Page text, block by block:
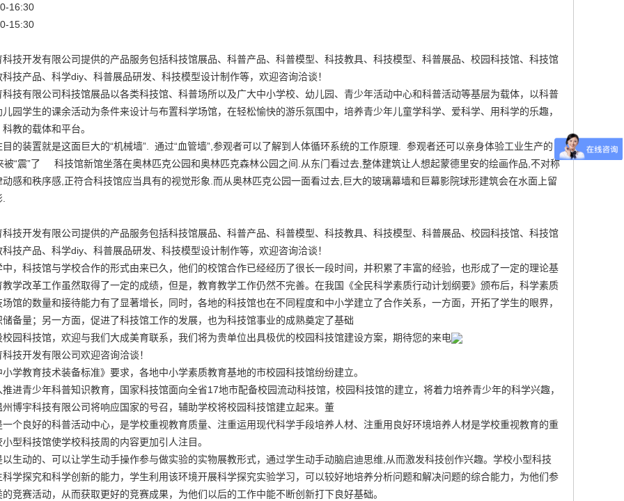
16:30
15:30
技开发有限公司提供的产品服务包括科技馆展品、科普产品、科普模型、科技教具、科技模型、科普展品、校园科技馆、科技馆
技产品、科学diy、科普展品研发、科技模型设计制作等，欢迎咨询洽谈！
技有限公司科技馆展品以各类科技馆、科普场所以及广大中小学校、幼儿园、青少年活动中心和科普活动等基层为载体，以科普
园学生的课余活动为条件来设计与布置科学场馆，在轻松愉快的游乐氛围中，培养青少年儿童学科学、爱科学、用科学的乐趣，
教的载体和平台。
的装置就是这面巨大的“机械墙”. 通过“血管墙”,参观者可以了解到人体循环系统的工作原理. 参观者还可以亲身体验工业生产的
被“震”了 科技馆新馆坐落在奥林匹克公园和奥林匹克森林公园之间.从东门看过去,整体建筑让人想起蒙德里安的绘画作品,不对称
感和秩序感,正符合科技馆应当具有的视觉形象.而从奥林匹克公园一面看过去,巨大的玻璃幕墙和巨幕影院球形建筑会在水面上留
.
技开发有限公司提供的产品服务包括科技馆展品、科普产品、科普模型、科技教具、科技模型、科普展品、校园科技馆、科技馆
技产品、科学diy、科普展品研发、科技模型设计制作等，欢迎咨询洽谈！
，科技馆与学校合作的形式由来已久，他们的校馆合作已经经历了很长一段时间，并积累了丰富的经验，也形成了一定的理论基
学改革工作虽然取得了一定的成绩，但是，教育教学工作仍然不完善。在我国《全民科学素质行动计划纲要》颁布后，科学素质
馆的数量和接待能力有了显著增长，同时，各地的科技馆也在不同程度和中小学建立了合作关系，一方面，开拓了学生的眼界，
备量；另一方面，促进了科技馆工作的发展，也为科技馆事业的成熟奠定了基础
园科技馆，欢迎与我们大成美育联系，我们将为贵单位出具极优的校园科技馆建设方案，期待您的来电
技开发有限公司欢迎咨询洽谈！
学教育技术装备标准》要求，各地中小学素质教育基地的市校园科技馆纷纷建立。
进青少年科普知识教育，国家科技馆面向全省17地市配备校园流动科技馆，校园科技馆的建立，将着力培养青少年的科学兴趣，
博宇科技有限公司将响应国家的号召，辅助学校将校园科技馆建立起来。董
个良好的科普活动中心，是学校重视教育质量、注重运用现代科学手段培养人材、注重用良好环境培养人材是学校重视教育的重
型科技馆使学校科技周的内容更加引人注目。
生动的、可以让学生动手操作参与做实验的实物展教形式，通过学生动手动脑启迪思维,从而激发科技创作兴趣。学校小型科技
学探究和科学创新的能力，学生利用该环境开展科学探究实验学习，可以较好地培养分析问题和解决问题的综合能力，为他们参
竞赛活动，从而获取更好的竞赛成果，为他们以后的工作中能不断创新打下良好基础。